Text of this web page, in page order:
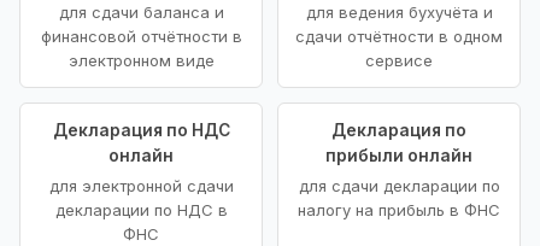
для сдачи баланса и
финансовой отчётности в
электронном виде
для ведения бухучёта и
сдачи отчётности в одном
сервисе
Декларация по НДС
онлайн
для электронной сдачи
декларации по НДС в
ФНС
Декларация по
прибыли онлайн
для сдачи декларации по
налогу на прибыль в ФНС